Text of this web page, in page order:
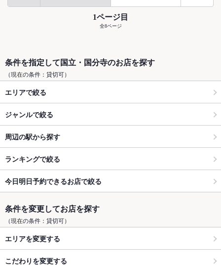
1ページ目
全8ページ
条件を指定して国立・国分寺のお店を探す
（現在の条件：貸切可）
エリアで絞る
ジャンルで絞る
周辺の駅から探す
ランキングで絞る
今日明日予約できるお店で絞る
条件を変更してお店を探す
（現在の条件：貸切可）
エリアを変更する
こだわりを変更する